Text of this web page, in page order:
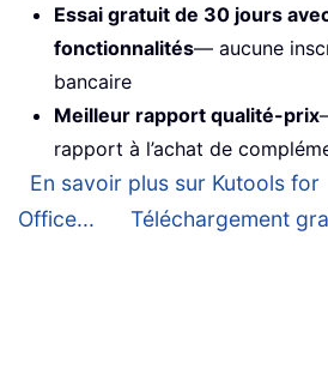
Essai gratuit de 30 jours
fonctionnalités— aucune
bancaire
Meilleur rapport qualité-prix
rapport à l’achat de
En savoir plus sur Kutools for
Office...
Téléchargement